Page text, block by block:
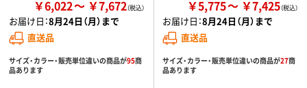
￥6,022 ￥7,672
お届け日：8月24日（月）まで
直送品
サイズ・カラー・販売単位違いの商品が95商
品あります
￥5,775 ￥7,425
お届け日：8月24日（月）まで
直送品
サイズ・カラー・販売単位違いの商品が27商
品あります